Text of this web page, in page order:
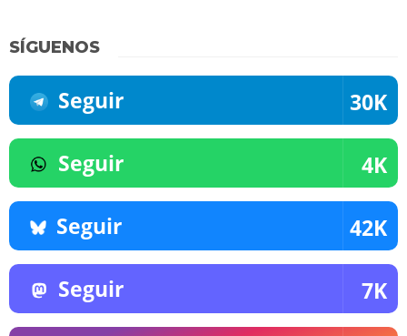
SÍGUENOS
Seguir 30K
Seguir 4K
Seguir 42K
Seguir 7K